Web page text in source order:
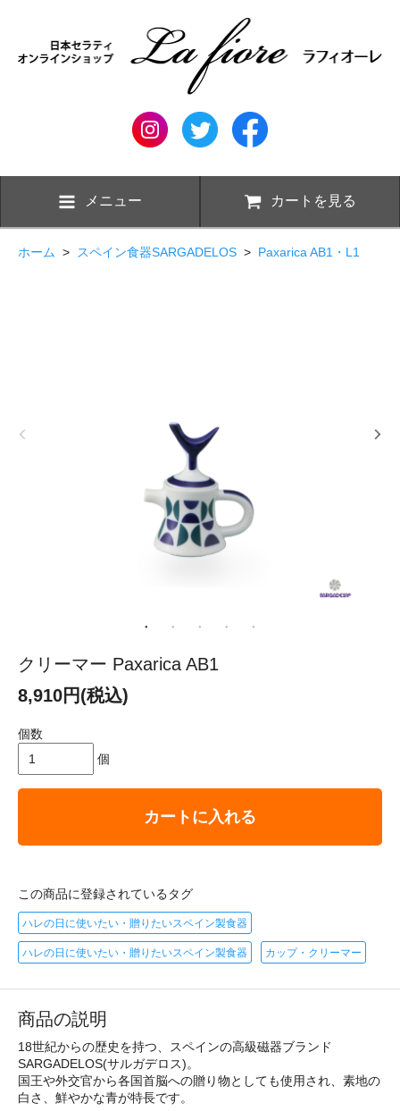
メニュー カートを見る
ホーム > スペイン食器SARGADELOS > Paxarica AB1・L1
クリーマー Paxarica AB1
8,910円(税込)
個数
個
カートに入れる
この商品に登録されているタグ
ハレの日に使いたい・贈りたいスペイン製食器
ハレの日に使いたい・贈りたいスペイン製食器 カップ・クリーマー
商品の説明
18世紀からの歴史を持つ、スペインの高級磁器ブランド
SARGADELOS(サルガデロス)。
国王や外交官から各国首脳への贈り物としても使用され、素地の
白さ、鮮やかな青が特長です。